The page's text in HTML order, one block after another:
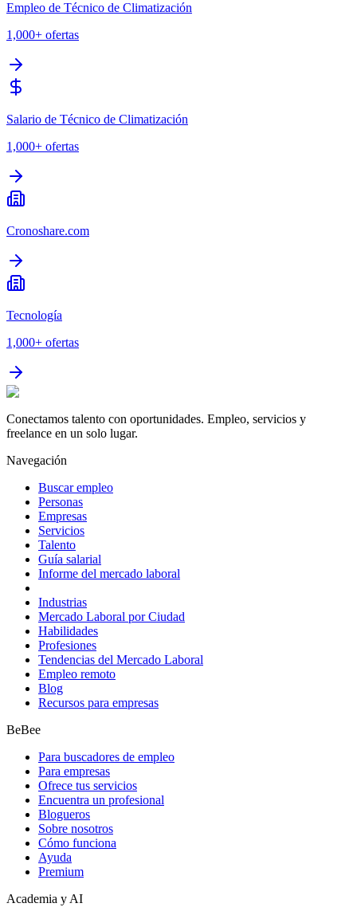
Empleo de Técnico de Climatización
1,000+ ofertas
Salario de Técnico de Climatización
1,000+ ofertas
Cronoshare.com
Tecnología
1,000+ ofertas
Conectamos talento con oportunidades. Empleo, servicios y
freelance en un solo lugar.
Navegación
Buscar empleo
Personas
Empresas
Servicios
Talento
Guía salarial
Informe del mercado laboral
Industrias
Mercado Laboral por Ciudad
Habilidades
Profesiones
Tendencias del Mercado Laboral
Empleo remoto
Blog
Recursos para empresas
BeBee
Para buscadores de empleo
Para empresas
Ofrece tus servicios
Encuentra un profesional
Blogueros
Sobre nosotros
Cómo funciona
Ayuda
Premium
Academia y AI